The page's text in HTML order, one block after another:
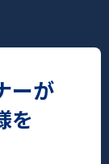
ーが
を